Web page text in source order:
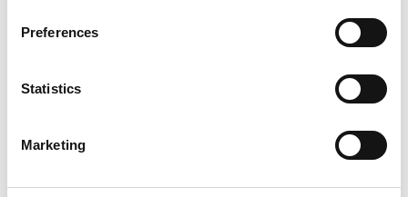
Preferences
Statistics
Marketing